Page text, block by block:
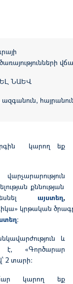
ՆԱԵՎ
կարող եք
քննության
այստեղ,
» կրթական
։
և
«Գործարար
2 տարի:
կարող
եք